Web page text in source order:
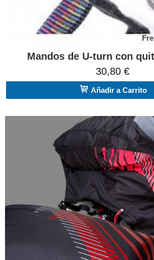
Mandos de U-turn con
30,80 €
Añadir a Carrito